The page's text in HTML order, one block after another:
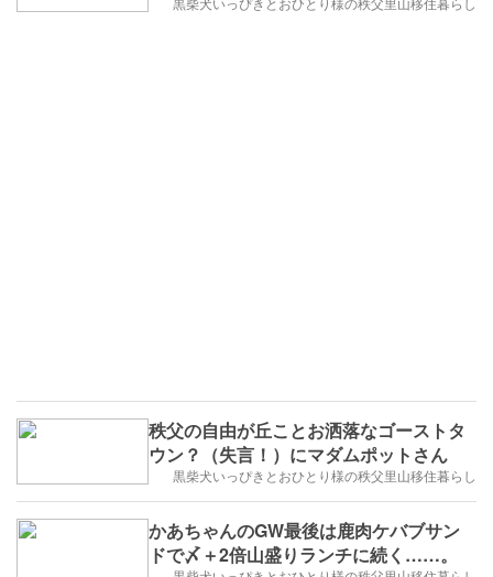
秩父の自由が丘ことお洒落なゴーストタ
ウン？（失言！）にマダムポットさん
黒柴犬いっぴきとおひとり様の秩父里山移住暮らし
かあちゃんのGW最後は鹿肉ケバブサン
ドで〆＋2倍山盛りランチに続く……。